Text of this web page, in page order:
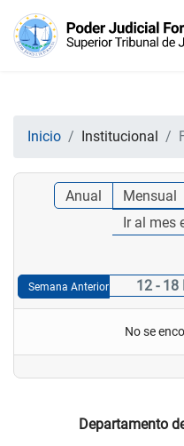
Inicio Institucional
Anual Mensual
Ir al mes
Semana Anterior 12 - 18
No se
Departamento